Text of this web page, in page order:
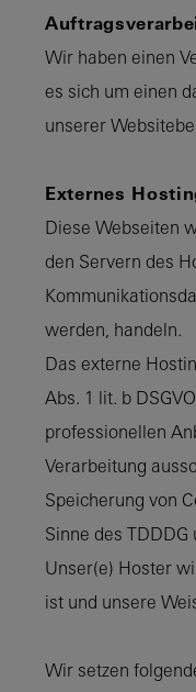
Wir haben einen
es sich um einen
unserer
Externes
Diese Webseiten
den Servern des
werden, handeln.
Das externe
Abs. 1 lit. b
professionellen
Verarbeitung
Speicherung von
Sinne des
Unser(e) Hoster
ist und unsere
Wir setzen